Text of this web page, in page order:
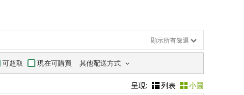
顯示所有篩選
可超取 現在可購買 其他配送方式
呈現: 列表 小圖